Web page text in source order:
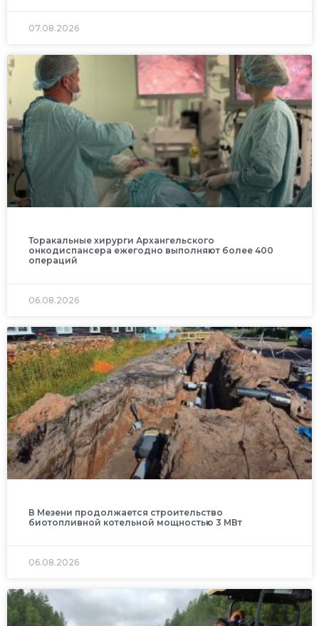
07.08.2026
Торакальные хирурги Архангельского
онкодиспансера ежегодно выполняют более 400
операций
06.08.2026
В Мезени продолжается строительство
биотопливной котельной мощностью 3 МВт
06.08.2026